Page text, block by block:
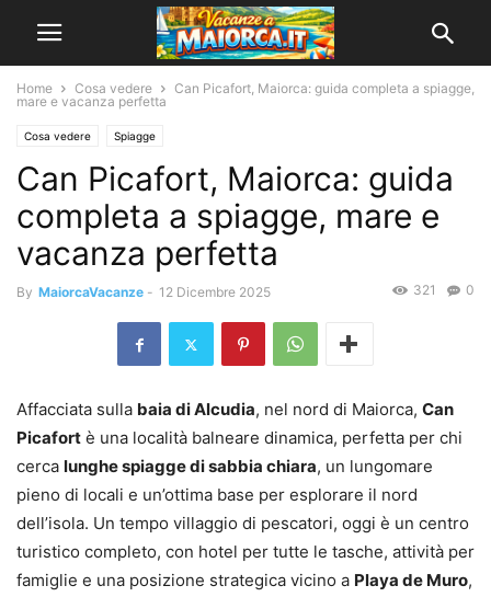
Home Cosa vedere
Can Picafort, Maiorca: guida completa a spiagge,
mare e vacanza perfetta
Cosa vedere Spiagge
Can Picafort, Maiorca: guida
completa a spiagge, mare e
vacanza perfetta
By MaiorcaVacanze - 12 Dicembre 2025 0
321
Affacciata sulla baia di Alcudia, nel nord di Maiorca, Can
Picafort è una località balneare dinamica, perfetta per chi
cerca lunghe spiagge di sabbia chiara, un lungomare
pieno di locali e un’ottima base per esplorare il nord
dell’isola. Un tempo villaggio di pescatori, oggi è un centro
turistico completo, con hotel per tutte le tasche, attività per
famiglie e una posizione strategica vicino a Playa de Muro,